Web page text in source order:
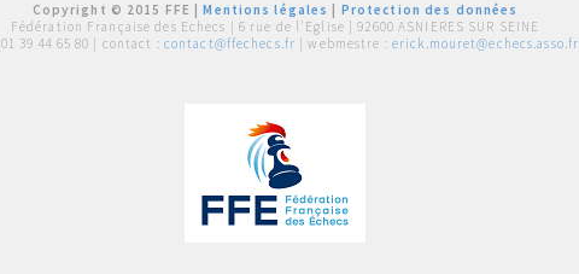
Copyright © 2015 FFE |Mentions légales
Protection des données
Fédération Française des Echecs | 6 rue de l'Eglise | 92600 ASNIERES SUR SEINE
01 39 44 65 80 | contact : contact@ffechecs.fr | webmestre : erick.mouret@echecs.asso.fr